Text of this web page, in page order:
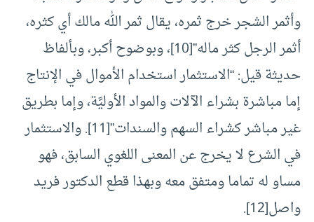
وأثمر الشجر خرج ثمره، يقال ثمر الله مالك أي كثره،
أثمر الرجل كثر ماله”[10]، وبوضوح أكبر، وبألفاظ
حديثة قيل: “الاستثمار استخدام الأموال في الإنتاج
إما مباشرة بشراء الآلات والمواد الأوليَّة، وإما بطريق
غير مباشر كشراء السهم والسندات”[11]. والاستثمار
في الشرع لا يخرج عن المعنى اللغوي السابق، فهو
مساو له تماما ومتفق معه وبهذا قطع الدكتور فريد
واصل[12].